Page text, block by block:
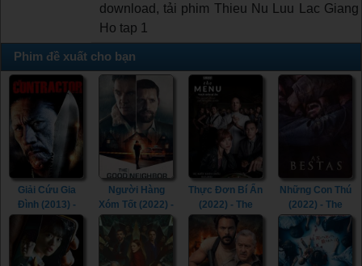
download, tải phim Thieu Nu Luu Lac Giang
Ho tap 1
Phim đề xuất cho bạn
Giải Cứu Gia
Đình (2013) -
The Contractor
(2013)
Người Hàng
Xóm Tốt (2022) -
Neighbor (2022)
Thực Đơn Bí Ẩn
(2022) - The
Menu (2022)
Những Con Thú
(2022) - The
Beasts (2022)